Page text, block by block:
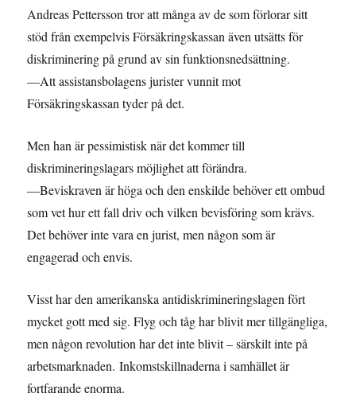
Andreas Pettersson tror att många av de som förlorar sitt
stöd från exempelvis Försäkringskassan även utsätts för
diskriminering på grund av sin funktionsnedsättning.
—Att assistansbolagens jurister vunnit mot
Försäkringskassan tyder på det.
Men han är pessimistisk när det kommer till
diskrimineringslagars möjlighet att förändra.
—Beviskraven är höga och den enskilde behöver ett ombud
som vet hur ett fall driv och vilken bevisföring som krävs.
Det behöver inte vara en jurist, men någon som är
engagerad och envis.
Visst har den amerikanska antidiskrimineringslagen fört
mycket gott med sig. Flyg och tåg har blivit mer tillgängliga,
men någon revolution har det inte blivit – särskilt inte på
arbetsmarknaden. Inkomstskillnaderna i samhället är
fortfarande enorma.